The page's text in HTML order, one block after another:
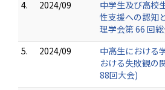
4.
2024/09
中学生及び高校
性支援への認知
理学会第 66 回
5.
2024/09
中高生における
おける失敗観の
88回大会)